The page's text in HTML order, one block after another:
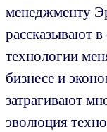
менеджменту
рассказывают
технологии
бизнесе и
затрагивают
эволюция